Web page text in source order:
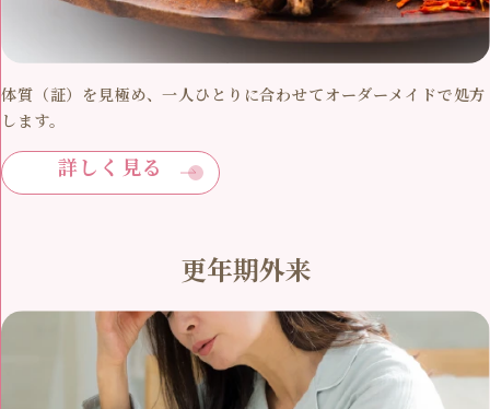
体質（証）を見極め、一人ひとりに合わせてオーダーメイドで処方
します。
詳しく見る
更年期外来